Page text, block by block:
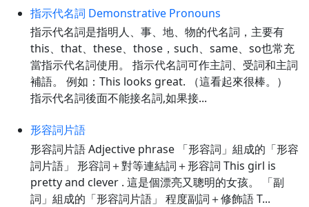
指示代名詞 Demonstrative Pronouns
指示代名詞是指明人、事、地、物的代名詞，主要有
this、that、these、those，such、same、so也常充
當指示代名詞使用。 指示代名詞可作主詞、受詞和主詞
補語。 例如：This looks great. （這看起來很棒。）
指示代名詞後面不能接名詞,如果接...
形容詞片語
形容詞片語 Adjective phrase 「形容詞」組成的「形容
詞片語」 形容詞＋對等連結詞＋形容詞 This girl is
pretty and clever . 這是個漂亮又聰明的女孩。 「副
詞」組成的「形容詞片語」 程度副詞＋修飾語 T...